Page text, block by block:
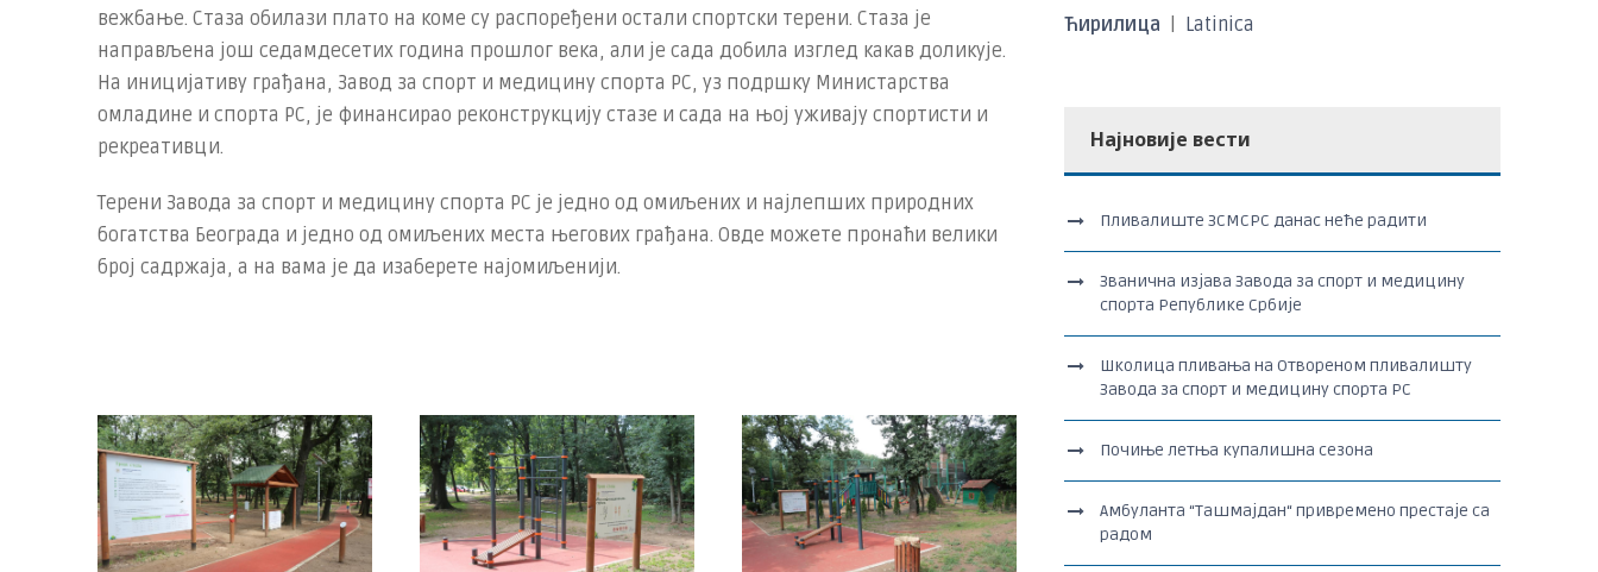
вежбање. Стаза обилази плато на коме су распоређени остали спортски терени. Стаза је
направљена још седамдесетих година прошлог века, али је сада добила изглед какав доликује.
На иницијативу грађана, Завод за спорт и медицину спорта РС, уз подршку Министарства
омладине и спорта РС, је финансирао реконструкцију стазе и сада на њој уживају спортисти и
рекреативци.
Терени Завода за спорт и медицину спорта РС је једно од омиљених и најлепших природних
богатства Београда и једно од омиљених места његових грађана. Овде можете пронаћи велики
број садржаја, а на вама је да изаберете најомиљенији.
Ћирилица Latinica
Најновије вести
Пливалиште ЗСМСРС данас неће радити
Званична изјава Завода за спорт и медицину
спорта Републике Србије
Школица пливања на Отвореном пливалишту
Завода за спорт и медицину спорта РС
Почиње летња купалишна сезона
Амбуланта “Ташмајдан“ привремено престаје са
радом